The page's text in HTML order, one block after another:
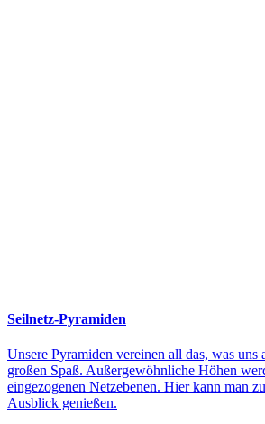
Seilnetz-Pyramiden
Unsere Pyramiden vereinen all das, was uns
großen Spaß. Außergewöhnliche Höhen
eingezogenen Netzebenen. Hier kann man
Ausblick genießen.